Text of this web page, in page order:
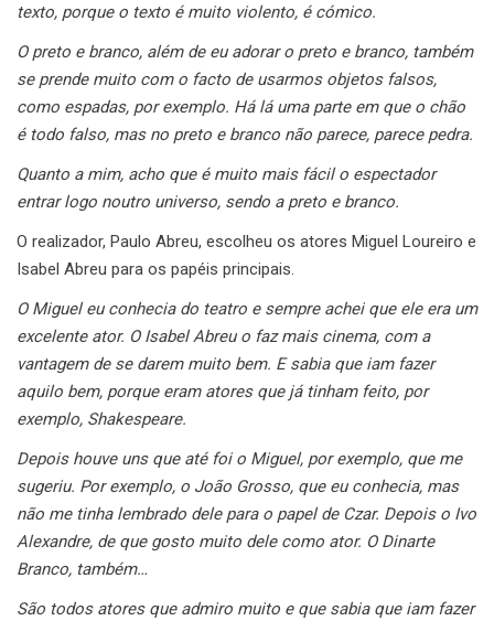
texto, porque o texto é muito violento, é cómico.
O preto e branco, além de eu adorar o preto e branco, também
se prende muito com o facto de usarmos objetos falsos,
como espadas, por exemplo. Há lá uma parte em que o chão
é todo falso, mas no preto e branco não parece, parece pedra.
Quanto a mim, acho que é muito mais fácil o espectador
entrar logo noutro universo, sendo a preto e branco.
O realizador, Paulo Abreu, escolheu os atores Miguel Loureiro e
Isabel Abreu para os papéis principais.
O Miguel eu conhecia do teatro e sempre achei que ele era um
excelente ator. O Isabel Abreu o faz mais cinema, com a
vantagem de se darem muito bem. E sabia que iam fazer
aquilo bem, porque eram atores que já tinham feito, por
exemplo, Shakespeare.
Depois houve uns que até foi o Miguel, por exemplo, que me
sugeriu. Por exemplo, o João Grosso, que eu conhecia, mas
não me tinha lembrado dele para o papel de Czar. Depois o Ivo
Alexandre, de que gosto muito dele como ator. O Dinarte
Branco, também…
São todos atores que admiro muito e que sabia que iam fazer